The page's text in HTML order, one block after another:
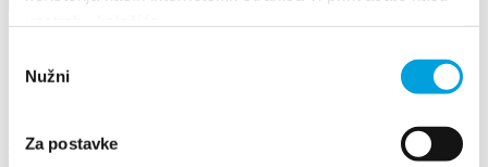
pristanka
Nužni
Za postavke
17th DAYS OF TRADITION, ECO ETHNO FAIR AND
Olvass tovább